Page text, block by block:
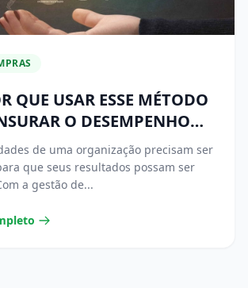
QUE USAR ESSE MÉTODO
O DESEMPENHO
COMPRAS
de uma organização precisam ser
que seus resultados possam ser
a gestão de...